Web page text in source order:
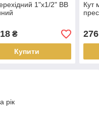
1"х1/2" ВВ
₴
Купити
Кут
рік